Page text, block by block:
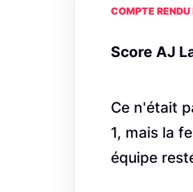
COMPTE
Score AJ
Ce n'était
1, mais la
équipe